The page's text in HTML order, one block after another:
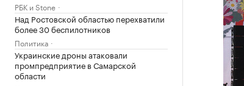
РБК и Stone
Над Ростовской областью перехватили
более 30 беспилотников
Политика
Украинские дроны атаковали
промпредприятие в Самарской
области